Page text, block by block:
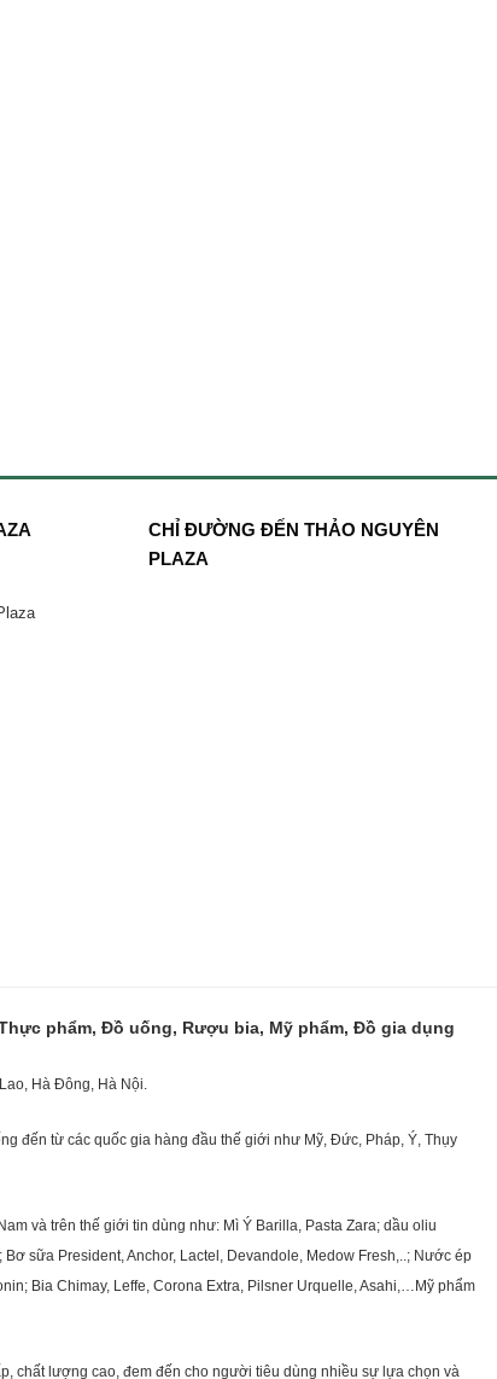
CHỈ ĐƯỜNG ĐẾN THẢO NGUYÊN
PLAZA
phẩm, Đồ uống, Rượu bia, Mỹ phẩm, Đồ gia dụng
Hà Đông, Hà Nội.
đến từ các quốc gia hàng đầu thế giới như Mỹ, Đức, Pháp, Ý, Thụy
và trên thế giới tin dùng như: Mì Ý Barilla, Pasta Zara; dầu oliu
sữa President, Anchor, Lactel, Devandole, Medow Fresh,..; Nước ép
Bia Chimay, Leffe, Corona Extra, Pilsner Urquelle, Asahi,…Mỹ phẩm
chất lượng cao, đem đến cho người tiêu dùng nhiều sự lựa chọn và